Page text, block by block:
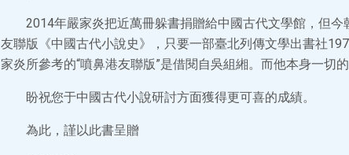
2014年嚴家炎把近萬冊躲書捐贈給中國古代文學館，但今
友聯版《中國古代小說史》，只要一部臺北列傳文學出書社
家炎所參考的“噴鼻港友聯版”是借閱自吳組緗。而他本身一切
盼祝您于中國古代小說研討方面獲得更可喜的成績。
為此，謹以此書呈贈